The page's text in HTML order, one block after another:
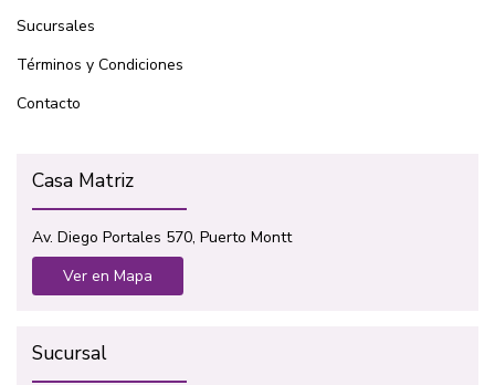
Sucursales
Términos y Condiciones
Contacto
Casa Matriz
Av. Diego Portales 570, Puerto Montt
Ver en Mapa
Sucursal